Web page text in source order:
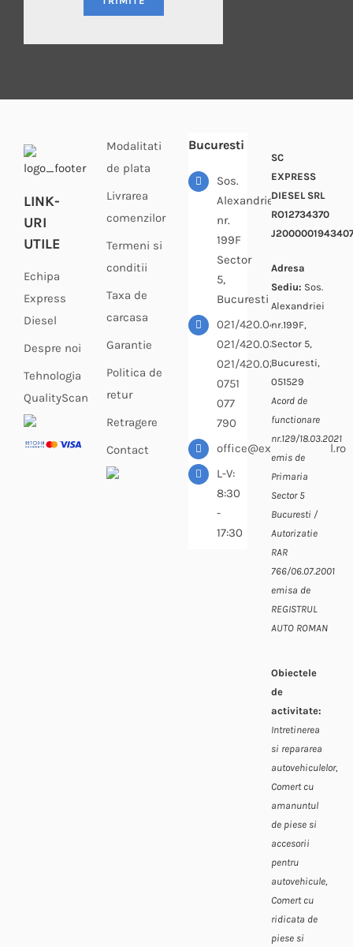
LINK-
URI
UTILE
Echipa
Express
Diesel
Despre noi
Tehnologia
QualityScan
Modalitati
de plata
Livrarea
comenzilor
Termeni si
conditii
Taxa de
carcasa
Garantie
Politica de
retur
Retragere
Contact
Bucuresti
Sos.
Alexandriei
nr.
199F
Sector
5,
Bucuresti
021/420.04.33
021/420.03.64
021/420.02.69
0751
077
790
office@expressdiesel.ro
L-V:
8:30
-
17:30
SC
EXPRESS
DIESEL SRL
RO12734370
J2000001943407
Adresa
Sediu: Sos.
Alexandriei
nr.199F,
Sector 5,
Bucuresti,
051529
Acord de
functionare
nr.129/18.03.2021
emis de
Primaria
Sector 5
Bucuresti /
Autorizatie
RAR
766/06.07.2001
emisa de
REGISTRUL
AUTO ROMAN
Obiectele
de
activitate:
Intretinerea
si repararea
autovehiculelor,
Comert cu
amanuntul
de piese si
accesorii
pentru
autovehicule,
Comert cu
ridicata de
piese si